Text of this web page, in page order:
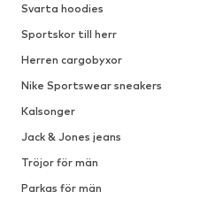
Svarta hoodies
Sportskor till herr
Herren cargobyxor
Nike Sportswear sneakers
Kalsonger
Jack & Jones jeans
Tröjor för män
Parkas för män